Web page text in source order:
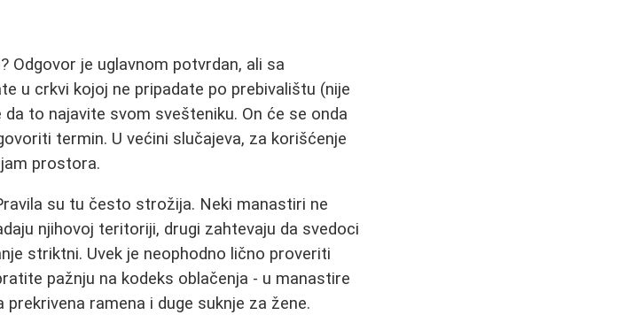
Odgovor je uglavnom potvrdan, ali sa
u crkvi kojoj ne pripadate po prebivalištu (nije
to najavite svom svešteniku. On će se onda
termin. U većini slučajeva, za korišćenje
prostora.
su tu često strožija. Neki manastiri ne
njihovoj teritoriji, drugi zahtevaju da svedoci
striktni. Uvek je neophodno lično proveriti
pažnju na kodeks oblačenja - u manastire
ramena i duge suknje za žene.